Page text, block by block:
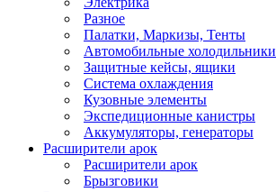
Разное
Палатки, Маркизы, Тенты
Автомобильные холодильники
Защитные кейсы, ящики
Система охлаждения
Кузовные элементы
Экспедиционные канистры
Аккумуляторы, генераторы
Расширители арок
Расширители арок
Брызговики